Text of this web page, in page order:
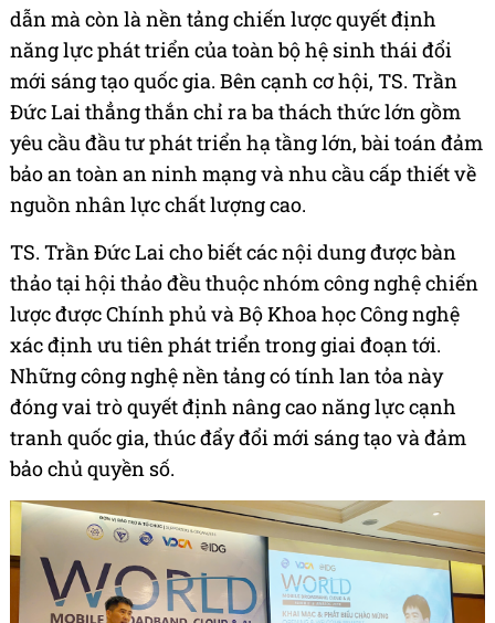
dẫn mà còn là nền tảng chiến lược quyết định
năng lực phát triển của toàn bộ hệ sinh thái đổi
mới sáng tạo quốc gia. Bên cạnh cơ hội, TS. Trần
Đức Lai thẳng thắn chỉ ra ba thách thức lớn gồm
yêu cầu đầu tư phát triển hạ tầng lớn, bài toán đảm
bảo an toàn an ninh mạng và nhu cầu cấp thiết về
nguồn nhân lực chất lượng cao.
TS. Trần Đức Lai cho biết các nội dung được bàn
thảo tại hội thảo đều thuộc nhóm công nghệ chiến
lược được Chính phủ và Bộ Khoa học Công nghệ
xác định ưu tiên phát triển trong giai đoạn tới.
Những công nghệ nền tảng có tính lan tỏa này
đóng vai trò quyết định nâng cao năng lực cạnh
tranh quốc gia, thúc đẩy đổi mới sáng tạo và đảm
bảo chủ quyền số.